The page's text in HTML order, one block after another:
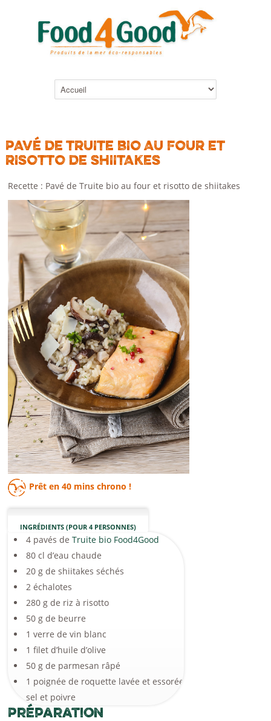
PAVÉ DE TRUITE BIO AU FOUR ET
RISOTTO DE SHIITAKES
Recette : Pavé de Truite bio au four et risotto de shiitakes
Prêt en40 mins chrono !
INGRÉDIENTS (POUR 4 PERSONNES)
4 pavés deTruite bio Food4Good
80 cl d’eau chaude
20 g de shiitakes séchés
2 échalotes
280 g de riz à risotto
50 g de beurre
1 verre de vin blanc
1 filet d’huile d’olive
50 g de parmesan râpé
1 poignée de roquette lavée et essorée
sel et poivre
Préparation